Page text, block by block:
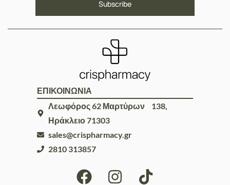
ΕΠΙΚΟΙΝΩΝΙΑ
Λεωφόρος 62 Μαρτύρων 138,
Ηράκλειο 71303
sales@crispharmacy.gr
2810 313857